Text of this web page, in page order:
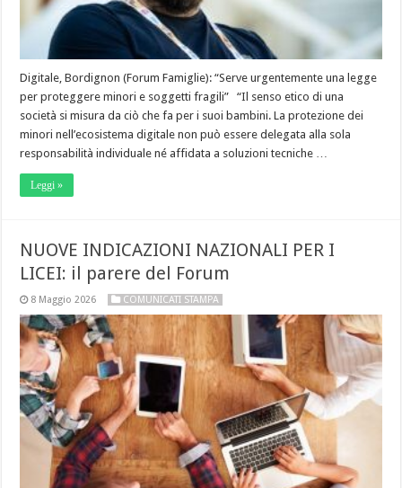
Digitale, Bordignon (Forum Famiglie): “Serve urgentemente una legge
per proteggere minori e soggetti fragili” “Il senso etico di una
società si misura da ciò che fa per i suoi bambini. La protezione dei
minori nell’ecosistema digitale non può essere delegata alla sola
responsabilità individuale né affidata a soluzioni tecniche …
Leggi »
NUOVE INDICAZIONI NAZIONALI PER I
LICEI: il parere del Forum
8 Maggio 2026 COMUNICATI STAMPA